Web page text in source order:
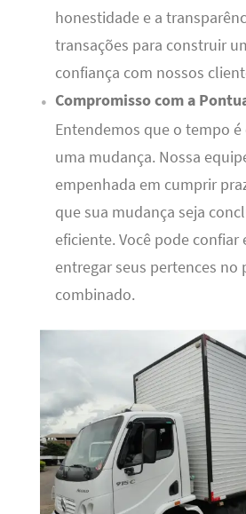
honestidade e a
transações para construir
confiança com nossos
Compromisso com a
Entendemos que o tempo
uma mudança. Nossa
empenhada em cumprir
que sua mudança seja
eficiente. Você pode confiar
entregar seus pertences no
combinado.